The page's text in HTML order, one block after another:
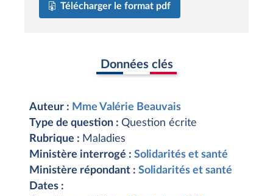
Télécharger le format pdf
Données clés
Auteur : Mme Valérie Beauvais
Type de question : Question écrite
Rubrique : Maladies
Ministère interrogé : Solidarités et santé
Ministère répondant : Solidarités et santé
Dates :